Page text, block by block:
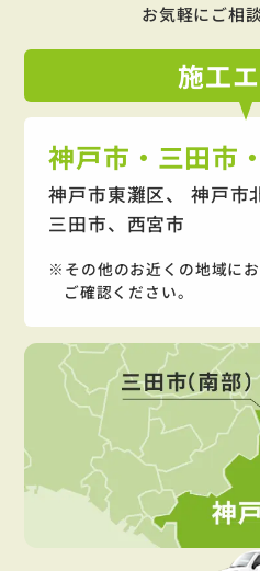
お気軽にご相
施工
神戸市・三田市
神戸市東灘区、 神戸市
三田市、西宮市
その他のお近くの地域に
ご確認ください。